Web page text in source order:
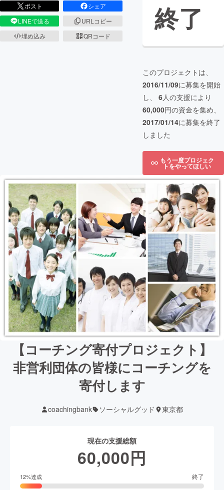
ポスト
シェア
LINEで送る
URLコピー
埋め込み
QRコード
終了
このプロジェクトは、
2016/11/09に募集を開始
し、 6人の支援により
60,000円の資金を集め、
2017/01/14に募集を終了
しました
もう一度プロジェク
トをやってほしい
【コーチング寄付プロジェクト】
非営利団体の皆様にコーチングを
寄付します
coachingbank ソーシャルグッド 東京都
現在の支援総額
60,000円
12%達成 終了